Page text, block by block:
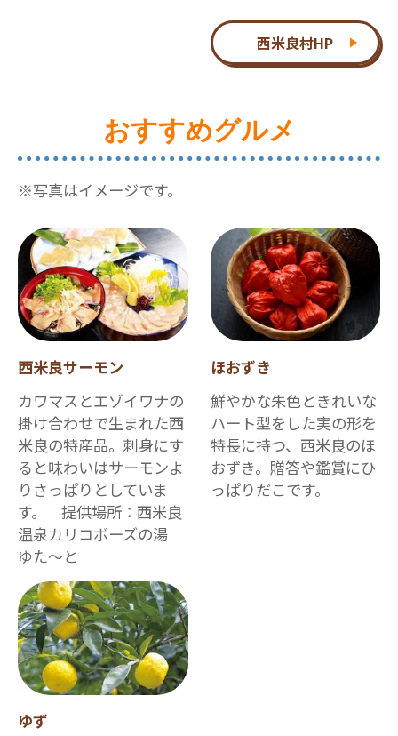
西米良村HP
おすすめグルメ
※写真はイメージです。
西米良サーモン
カワマスとエゾイワナの
掛け合わせで生まれた西
米良の特産品。刺身にす
ると味わいはサーモンよ
りさっぱりとしていま
す。 提供場所：西米良
温泉カリコボーズの湯
ゆた～と
ほおずき
鮮やかな朱色ときれいな
ハート型をした実の形を
特長に持つ、西米良のほ
おずき。贈答や鑑賞にひ
っぱりだこです。
ゆず